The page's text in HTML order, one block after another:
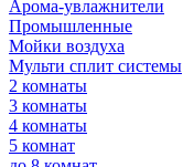
Арома-увлажнители
Промышленные
Мойки воздуха
Мульти сплит системы
2 комнаты
3 комнаты
4 комнаты
5 комнат